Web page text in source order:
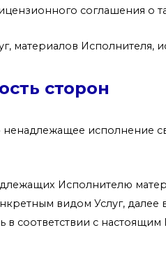
соглашения о
материалов Исполнителя,
сторон
исполнение
Исполнителю
видом Услуг, далее
в соответствии с